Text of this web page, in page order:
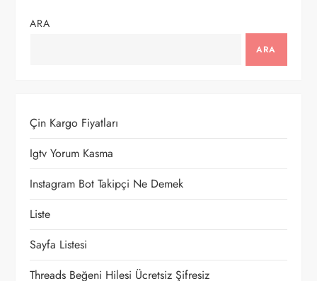
ARA
ARA
Çin Kargo Fiyatları
Igtv Yorum Kasma
Instagram Bot Takipçi Ne Demek
Liste
Sayfa Listesi
Threads Beğeni Hilesi Ücretsiz Şifresiz